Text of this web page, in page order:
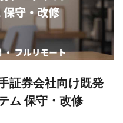
証券会社向け既発
ム 保守・改修